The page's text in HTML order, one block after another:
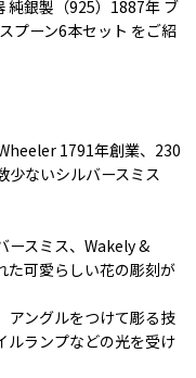
純銀製（925）1887年 ブ
プーン6本セット をご紹
1791年創業、230
少ないシルバースミス
ースミス、Wakely &
た可愛らしい花の彫刻が
アングルをつけて彫る技
ルランプなどの光を受け